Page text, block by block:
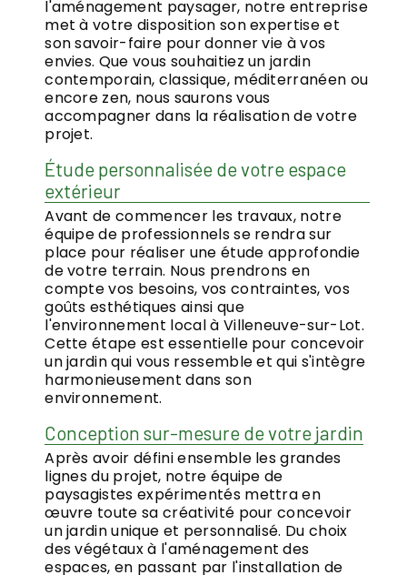
l'aménagement paysager, notre entreprise
met à votre disposition son expertise et
son savoir-faire pour donner vie à vos
envies. Que vous souhaitiez un jardin
contemporain, classique, méditerranéen ou
encore zen, nous saurons vous
accompagner dans la réalisation de votre
projet.
Étude personnalisée de votre espace
extérieur
Avant de commencer les travaux, notre
équipe de professionnels se rendra sur
place pour réaliser une étude approfondie
de votre terrain. Nous prendrons en
compte vos besoins, vos contraintes, vos
goûts esthétiques ainsi que
l'environnement local à Villeneuve-sur-Lot.
Cette étape est essentielle pour concevoir
un jardin qui vous ressemble et qui s'intègre
harmonieusement dans son
environnement.
Conception sur-mesure de votre jardin
Après avoir défini ensemble les grandes
lignes du projet, notre équipe de
paysagistes expérimentés mettra en
œuvre toute sa créativité pour concevoir
un jardin unique et personnalisé. Du choix
des végétaux à l'aménagement des
espaces, en passant par l'installation de